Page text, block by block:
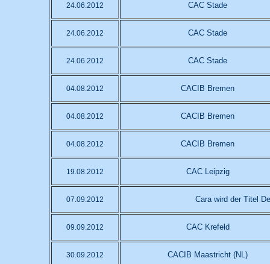
24.06.2012 CAC Stade
24.06.2012 CAC Stade
24.06.2012 CAC Stade
04.08.2012 CACIB Bremen
04.08.2012 CACIB Bremen
04.08.2012 CACIB Bremen
19.08.2012 CAC Leipzig
07.09.2012 Cara wird der Titel
09.09.2012 CAC Krefeld
30.09.2012 CACIB Maastricht (NL)